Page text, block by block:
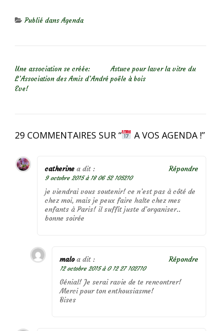
Publié dansAgenda
Une association se créée:
L’Association des Amis d’André
Eve!
Astuce pour laver la vitre du
poêle à bois
29 COMMENTAIRES SUR “ A VOS AGENDA !”
catherine a dit :
9 octobre 2015 à 18 06 52 105210
je viendrai vous soutenir! ce n’est pas à côté de
chez moi, mais je peux faire halte chez mes
enfants à Paris! il suffit juste d’organiser..
bonne soirée
Répondre
malo a dit :
12 octobre 2015 à 0 12 27 102710
Génial! Je serai ravie de te rencontrer!
Merci pour ton enthousiasme!
Bises
Répondre